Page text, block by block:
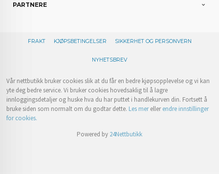
PARTNERE
FRAKT KJØPSBETINGELSER SIKKERHET OG PERSONVERN
NYHETSBREV
Vår nettbutikk bruker cookies slik at du får en bedre kjøpsopplevelse og vi kan
yte deg bedre service. Vi bruker cookies hovedsaklig til å lagre
innloggingsdetaljer og huske hva du har puttet i handlekurven din. Fortsett å
bruke siden som normalt om du godtar dette. Les merellerendre innstillinger
for cookies.
Powered by 24Nettbutikk